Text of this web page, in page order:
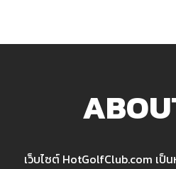
เว็บไซต์ HotGolfClub.com เป็